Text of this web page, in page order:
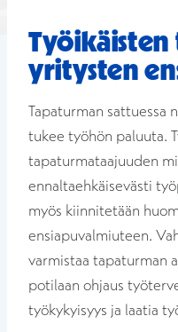
yritysten
Tapaturman sattuessa
tukee työhön paluuta.
tapaturmataajuuden
ennaltaehkäisevästi
myös kiinnitetään
ensiapuvalmiuteen.
varmistaa tapaturman
potilaan ohjaus
työkykyisyys ja laatia